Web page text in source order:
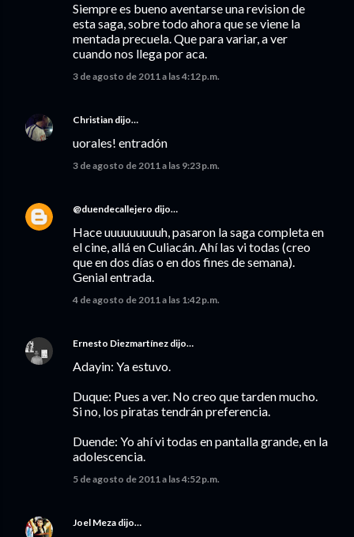
Siempre es bueno aventarse una revision de
esta saga, sobre todo ahora que se viene la
mentada precuela. Que para variar, a ver
cuando nos llega por aca.
3 de agosto de 2011 a las 4:12 p.m.
Christian dijo…
uorales! entradón
3 de agosto de 2011 a las 9:23 p.m.
@duendecallejero dijo…
Hace uuuuuuuuuh, pasaron la saga completa en
el cine, allá en Culiacán. Ahí las vi todas (creo
que en dos días o en dos fines de semana).
Genial entrada.
4 de agosto de 2011 a las 1:42 p.m.
Ernesto Diezmartínez dijo…
Adayin: Ya estuvo.
Duque: Pues a ver. No creo que tarden mucho.
Si no, los piratas tendrán preferencia.
Duende: Yo ahí vi todas en pantalla grande, en la
adolescencia.
5 de agosto de 2011 a las 4:52 p.m.
Joel Meza dijo…